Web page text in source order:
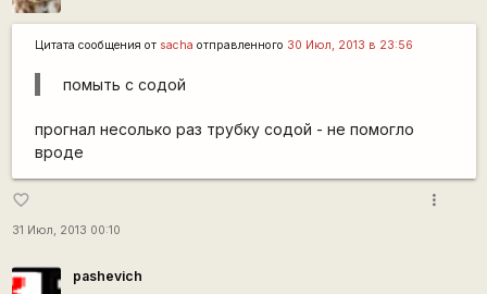
Цитата сообщения от sacha отправленного 30 Июл, 2013 в 23:56
помыть с содой
прогнал несолько раз трубку содой - не помогло
вроде
favorite_border
31 Июл, 2013 00:10
more_vert
pashevich